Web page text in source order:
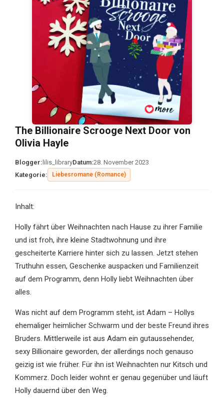
The Billionaire Scrooge Next Door von
Olivia Hayle
Blogger: lilis_libraryDatum:28. November 2023
Kategorie:
Liebesromane (Romance)
Inhalt:
Holly fährt über Weihnachten nach Hause zu ihrer Familie
und ist froh, ihre kleine Stadtwohnung und ihre
gescheiterte Karriere hinter sich zu lassen. Jetzt stehen
Truthuhn essen, Geschenke auspacken und Familienzeit
auf dem Programm, denn Holly liebt Weihnachten über
alles.
Was nicht auf dem Programm steht, ist Adam – Hollys
ehemaliger heimlicher Schwarm und der beste Freund ihres
Bruders. Mittlerweile ist aus Adam ein gutaussehender,
sexy Billionaire geworden, der allerdings noch genauso
geizig ist wie früher. Für ihn ist Weihnachten nur Kitsch und
Kommerz. Doch leider wohnt er genau gegenüber und läuft
Holly dauernd über den Weg.